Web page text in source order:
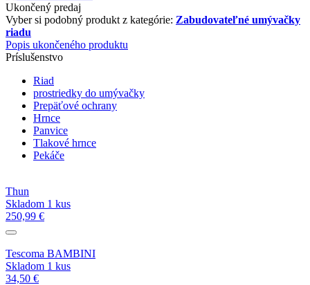
Ukončený predaj
Vyber si podobný produkt z kategórie: Zabudovateľné umývačky
riadu
Popis ukončeného produktu
Príslušenstvo
Riad
prostriedky do umývačky
Prepäťové ochrany
Hrnce
Panvice
Tlakové hrnce
Pekáče
Thun
Skladom 1 kus
250,99 €
Tescoma BAMBINI
Skladom 1 kus
34,50 €